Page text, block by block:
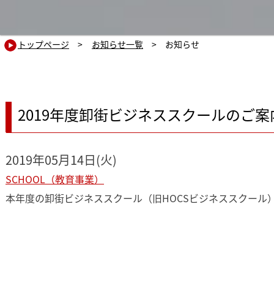
トップページ > お知らせ一覧 > お知らせ
2019年度卸街ビジネススクールのご案
2019年05月14日(火)
SCHOOL（教育事業）
本年度の卸街ビジネススクール（旧HOCSビジネススクール